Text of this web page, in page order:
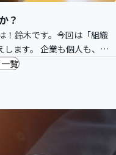
？
！鈴木です。今回は「組織
ます。 企業も個人も、長
りません。それは「適応」
覧